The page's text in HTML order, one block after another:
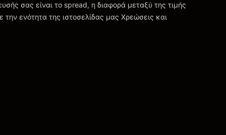
σας είναι το spread, η διαφορά μεταξύ της τιμής
ενότητα της ιστοσελίδας μας Χρεώσεις και